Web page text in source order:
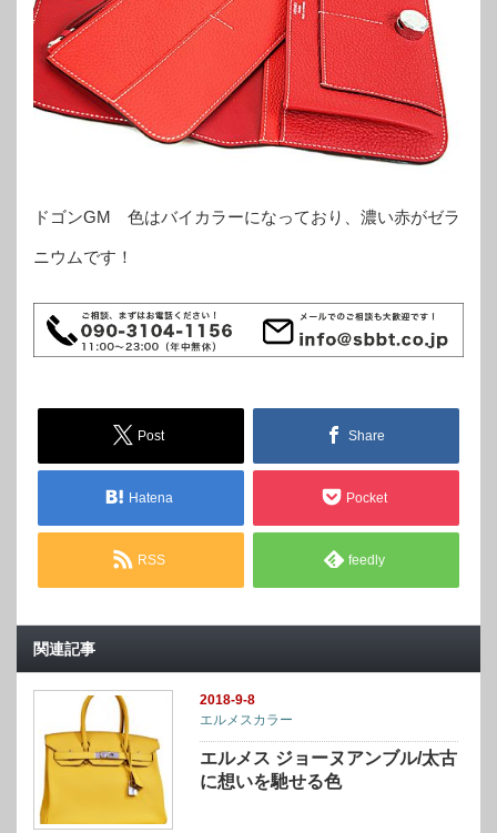
ドゴンGM 色はバイカラーになっており、濃い赤がゼラ
ニウムです！
Post Share
Hatena Pocket
RSS feedly
関連記事
2018-9-8
エルメスカラー
エルメス ジョーヌアンブル/太古
に想いを馳せる色